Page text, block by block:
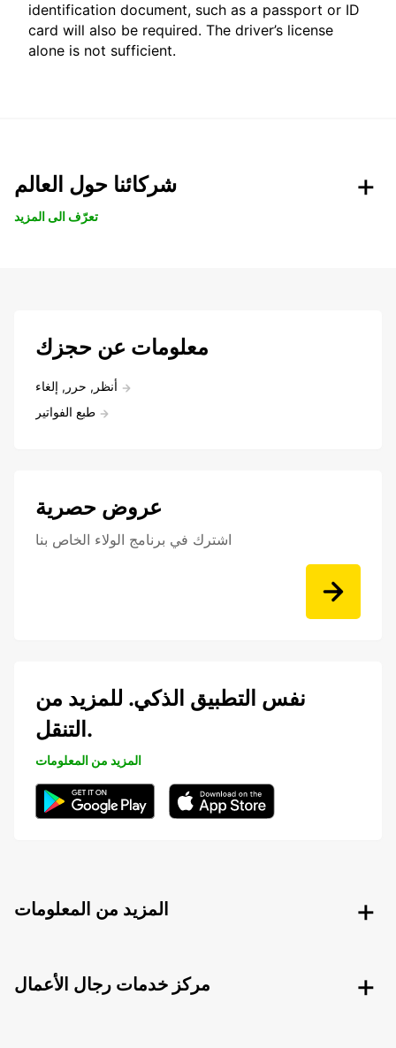
identification document, such as a passport or ID
card will also be required. The driver’s license
alone is not sufficient.
شركائنا حول العالم
تعرّف الى المزيد
معلومات عن حجزك
أنظر, حرر, إلغاء
طبع الفواتير
عروض حصرية
اشترك في برنامج الولاء الخاص بنا
نفس التطبيق الذكي. للمزيد من
التنقل.
المزيد من المعلومات
المزيد من المعلومات
مركز خدمات رجال الأعمال